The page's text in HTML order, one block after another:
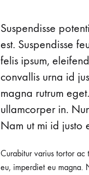
Suspendisse
est. Suspendisse
felis ipsum,
convallis urna id
magna rutrum
ullamcorper in.
Nam ut mi id justo
Curabitur varius tortor ac
eu, imperdiet eu magna.